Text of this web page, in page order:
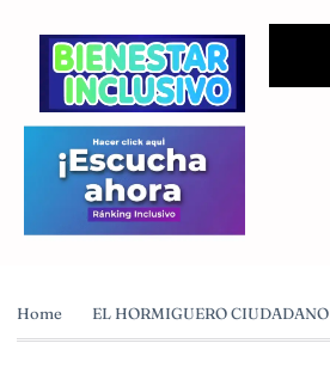
Home EL HORMIGUERO CIUDADANO